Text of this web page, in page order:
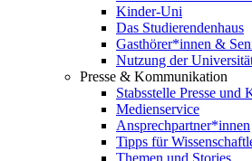
Kinder-Uni
Das Studierendenhaus
Gasthörer*innen &
Nutzung der
Presse & Kommunikation
Stabsstelle Presse und
Medienservice
Ansprechpartner*innen
Tipps für
Themen und Stories